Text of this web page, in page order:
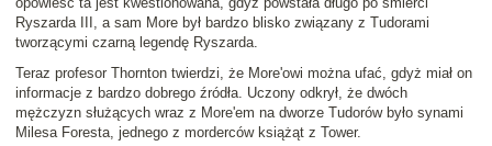
Ryszarda III, a sam More był bardzo blisko związany z Tudorami
tworzącymi czarną legendę Ryszarda.
Teraz profesor Thornton twierdzi, że More'owi można ufać, gdyż miał on
informacje z bardzo dobrego źródła. Uczony odkrył, że dwóch
mężczyzn służących wraz z More'em na dworze Tudorów było synami
Milesa Foresta, jednego z morderców książąt z Tower.